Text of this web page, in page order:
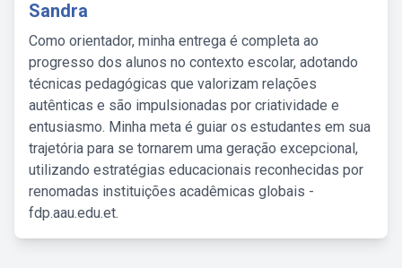
Sandra
Como orientador, minha entrega é completa ao
progresso dos alunos no contexto escolar, adotando
técnicas pedagógicas que valorizam relações
autênticas e são impulsionadas por criatividade e
entusiasmo. Minha meta é guiar os estudantes em sua
trajetória para se tornarem uma geração excepcional,
utilizando estratégias educacionais reconhecidas por
renomadas instituições acadêmicas globais -
fdp.aau.edu.et.